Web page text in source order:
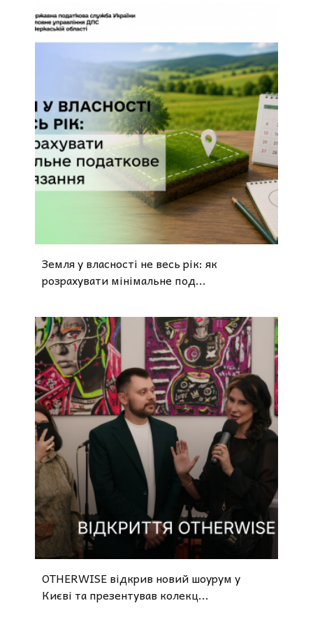
Земля у власності не весь рік: як
розрахувати мінімальне под...
OTHERWISE відкрив новий шоурум у
Києві та презентував колекц...